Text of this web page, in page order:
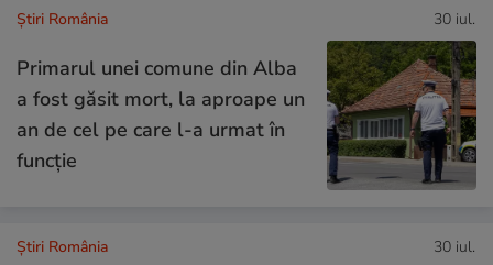
Știri România 30 iul.
Primarul unei comune din Alba
a fost găsit mort, la aproape un
an de cel pe care l-a urmat în
funcție
Știri România 30 iul.